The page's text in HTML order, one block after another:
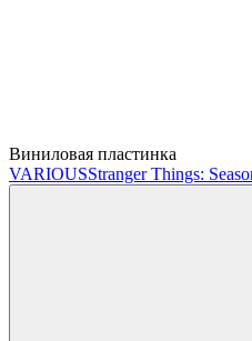
Виниловая пластинка
VARIOUSStranger Things: